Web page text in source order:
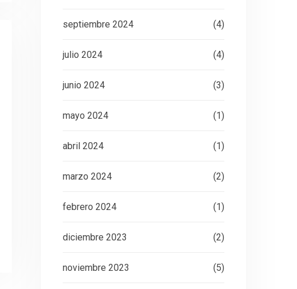
septiembre 2024 (4)
julio 2024 (4)
junio 2024 (3)
mayo 2024 (1)
abril 2024 (1)
marzo 2024 (2)
febrero 2024 (1)
diciembre 2023 (2)
noviembre 2023 (5)